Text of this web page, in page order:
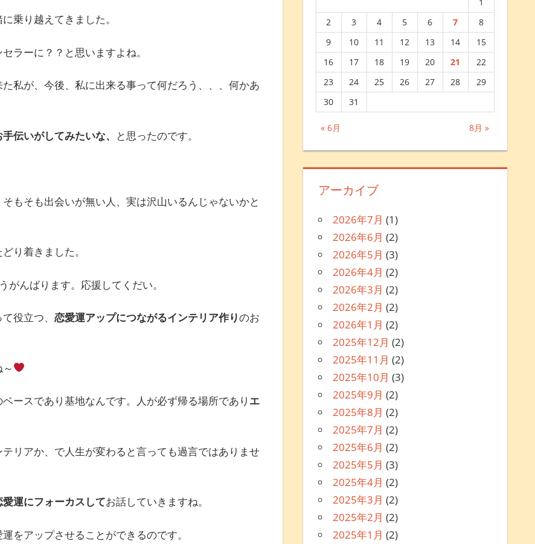
乗り越えてきました。
ラーに？？と思いますよね。
私が、今後、私に出来る事って何だろう、、、何かあ
伝いがしてみたいな、 と思ったのです。
もそも出会いが無い人、実は沢山いるんじゃないかと
り着きました。
んばります。応援してくだい。
役立つ、 恋愛運アップにつながるインテリア作りのお
ースであり基地なんです。人が必ず帰る場所であり エ
リアか、で人生が変わると言っても過言ではありませ
愛運にフォーカスしてお話していきますね。
をアップさせることができるのです。
« 6月 8月 »
2
3 4 5 6 7
8
9
10 11 12 13 14
15
16
17 18 19 20 21
22
23
24 25 26 27 28
29
30
31
アーカイブ
2026年7月 (1)
2026年6月 (2)
2026年5月 (3)
2026年4月 (2)
2026年3月 (2)
2026年2月 (2)
2026年1月 (2)
2025年12月 (2)
2025年11月 (2)
2025年10月 (3)
2025年9月 (2)
2025年8月 (2)
2025年7月 (2)
2025年6月 (2)
2025年5月 (3)
2025年4月 (2)
2025年3月 (2)
2025年2月 (2)
2025年1月 (2)